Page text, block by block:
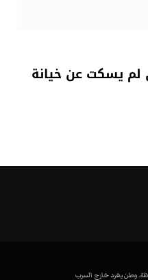
لم يسكت عن خيانة